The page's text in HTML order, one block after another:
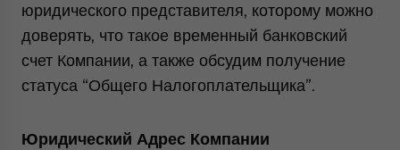
юридического представителя, которому можно
доверять, что такое временный банковский
счет Компании, а также обсудим получение
статуса “Общего Налогоплательщика”.
Юридический Адрес Компании